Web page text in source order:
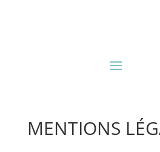
MENTIONS